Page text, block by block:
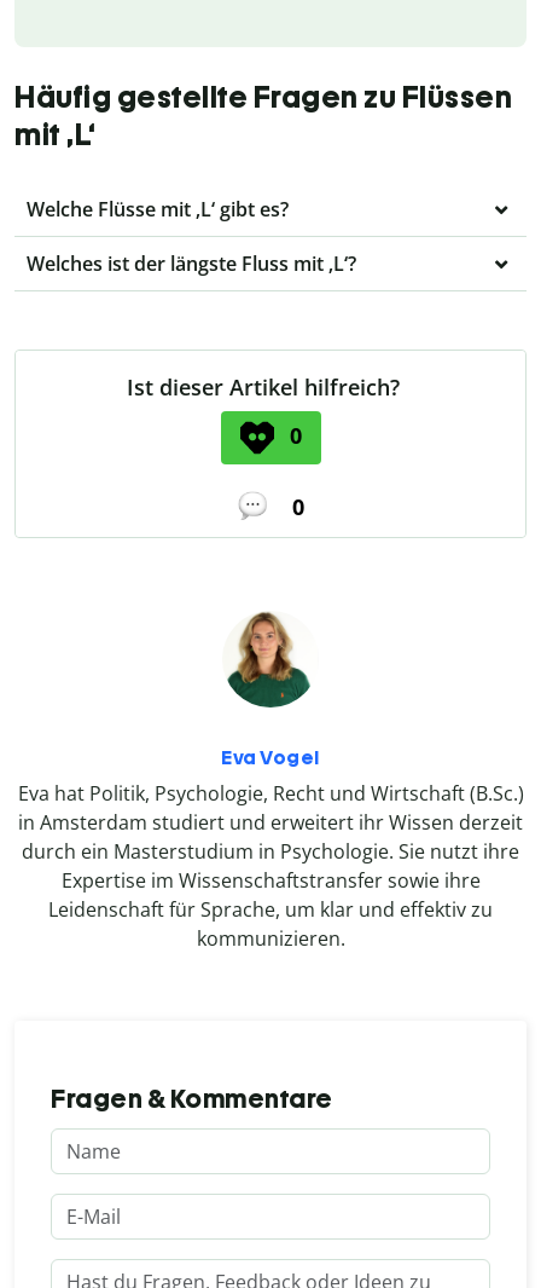
Häufig gestellte Fragen zu Flüssen
mit ‚L‘
Welche Flüsse mit ‚L‘ gibt es?
Welches ist der längste Fluss mit ‚L‘?
Ist dieser Artikel hilfreich?
0
0
Eva Vogel
Eva hat Politik, Psychologie, Recht und Wirtschaft (B.Sc.)
in Amsterdam studiert und erweitert ihr Wissen derzeit
durch ein Masterstudium in Psychologie. Sie nutzt ihre
Expertise im Wissenschaftstransfer sowie ihre
Leidenschaft für Sprache, um klar und effektiv zu
kommunizieren.
Fragen & Kommentare